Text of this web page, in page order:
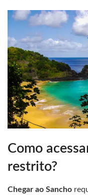
Como
restrito?
Chegar ao Sancho